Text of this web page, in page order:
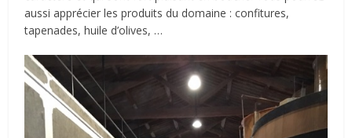
aussi apprécier les produits du domaine : confitures,
tapenades, huile d’olives, …